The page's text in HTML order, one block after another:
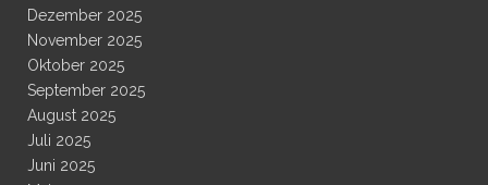
Dezember 2025
November 2025
Oktober 2025
September 2025
August 2025
Juli 2025
Juni 2025